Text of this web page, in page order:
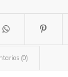
(0)